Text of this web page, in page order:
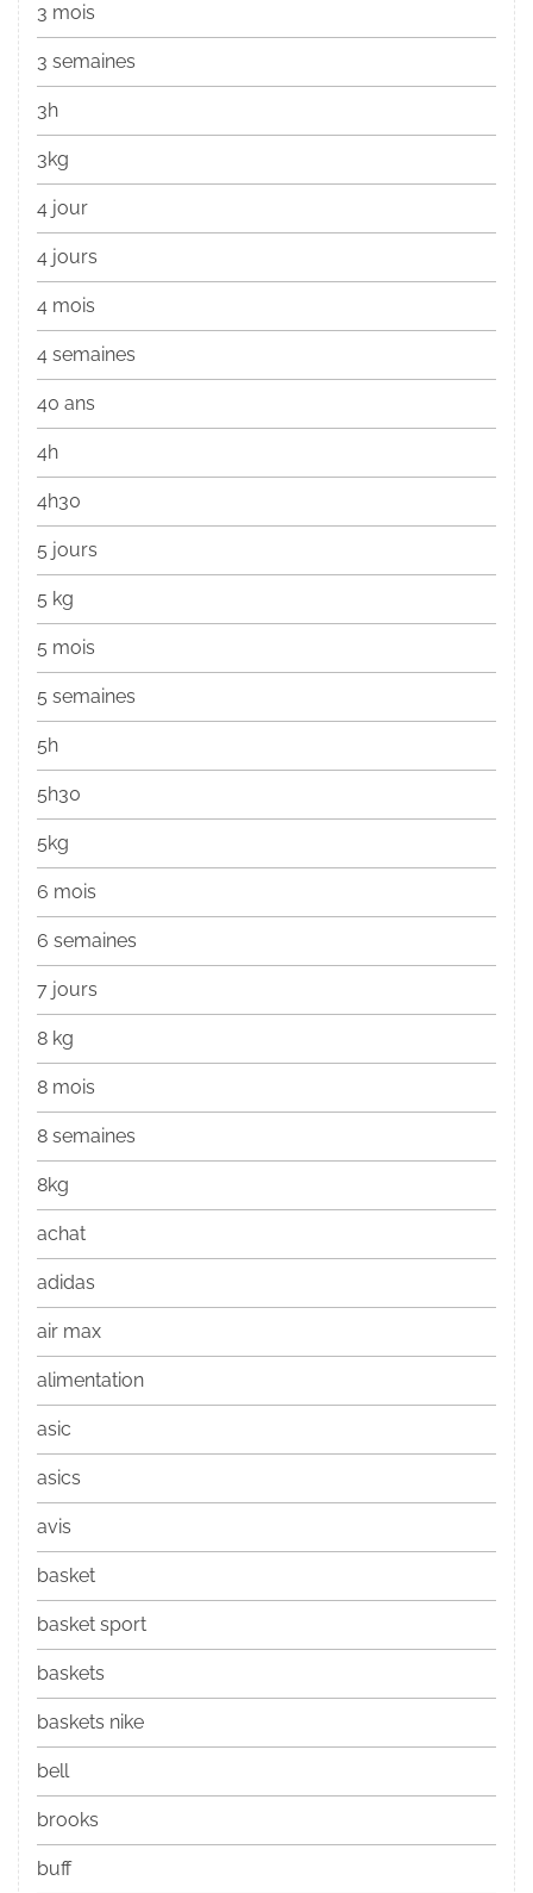
3 mois
3 semaines
3h
3kg
4 jour
4 jours
4 mois
4 semaines
40 ans
4h
4h30
5 jours
5 kg
5 mois
5 semaines
5h
5h30
5kg
6 mois
6 semaines
7 jours
8 kg
8 mois
8 semaines
8kg
achat
adidas
air max
alimentation
asic
asics
avis
basket
basket sport
baskets
baskets nike
bell
brooks
buff